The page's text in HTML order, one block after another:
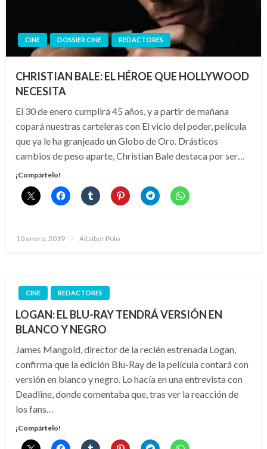
CINE DOSSIER CINE REDACTORES
CHRISTIAN BALE: EL HÉROE QUE HOLLYWOOD
NECESITA
El 30 de enero cumplirá 45 años, y a partir de mañana
copará nuestras carteleras con El vicio del poder, película
que ya le ha granjeado un Globo de Oro. Drásticos
cambios de peso aparte, Christian Bale destaca por ser…
¡Compártelo!
Publicado
10 enero, 2019 Aitziber Polo
CINE REDACTORES
LOGAN: EL BLU-RAY TENDRÁ VERSIÓN EN
BLANCO Y NEGRO
James Mangold, director de la recién estrenada Logan,
confirma que la edición Blu-Ray de la película contará con
versión en blanco y negro. Lo hacía en una entrevista con
Deadline, donde comentaba que, tras ver la reacción de
los fans…
¡Compártelo!